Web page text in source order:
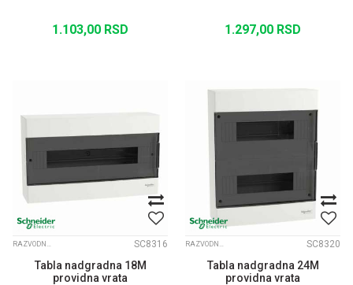
1.103,00 RSD 1.297,00 RSD
RAZVODNE TABLE EASY PRAGMA SC8316
Tabla nadgradna 18M
providna vrata
RAZVODNE TABLE EASY PRAGMA SC8320
Tabla nadgradna 24M
providna vrata